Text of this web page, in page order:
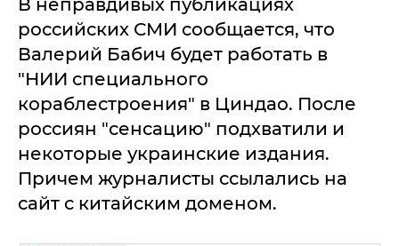
российских СМИ сообщается, что
Валерий Бабич будет работать в
"НИИ специального
кораблестроения" в Циндао. После
россиян "сенсацию" подхватили и
некоторые украинские издания.
Причем журналисты ссылались на
сайт с китайским доменом.